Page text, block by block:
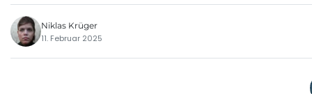
Niklas Krüger
11. Februar 2025